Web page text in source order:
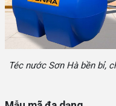
Téc nước Sơn Hà bền bỉ,